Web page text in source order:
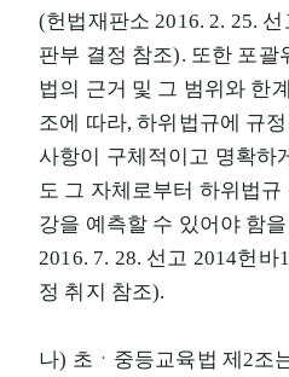
(헌법재판소 2016. 2. 25.
판부 결정 참조). 또한 포괄
법의 근거 및 그 범위와 한
조에 따라, 하위법규에 규
사항이 구체적이고 명확하
도 그 자체로부터 하위법
강을 예측할 수 있어야 함
2016. 7. 28. 선고 2014헌바
정 취지 참조).
나) 초ㆍ중등교육법 제2조